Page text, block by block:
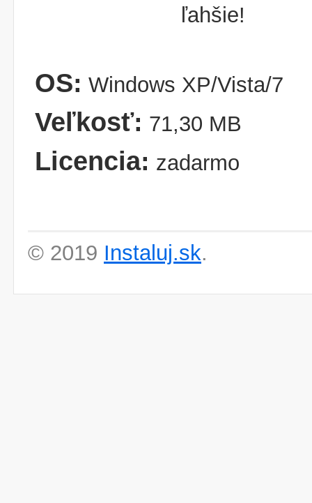
ľahšie!
OS: Windows XP/Vista/7
Veľkosť: 71,30 MB
Licencia: zadarmo
© 2019 Instaluj.sk.